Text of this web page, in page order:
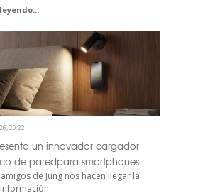
20:22
un innovador cargador
de paredpara smartphones
de Jung nos hacen llegar la